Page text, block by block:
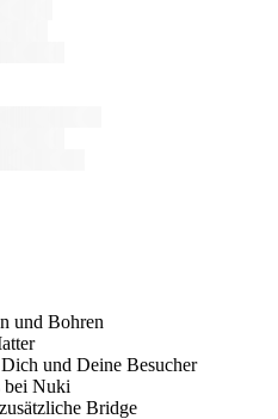
und Bohren
und Deine Besucher
bei Nuki
Bridge